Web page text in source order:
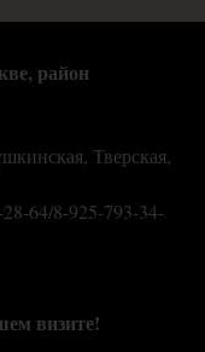
район
Тверская,
64/8-925-793-34-
визите!